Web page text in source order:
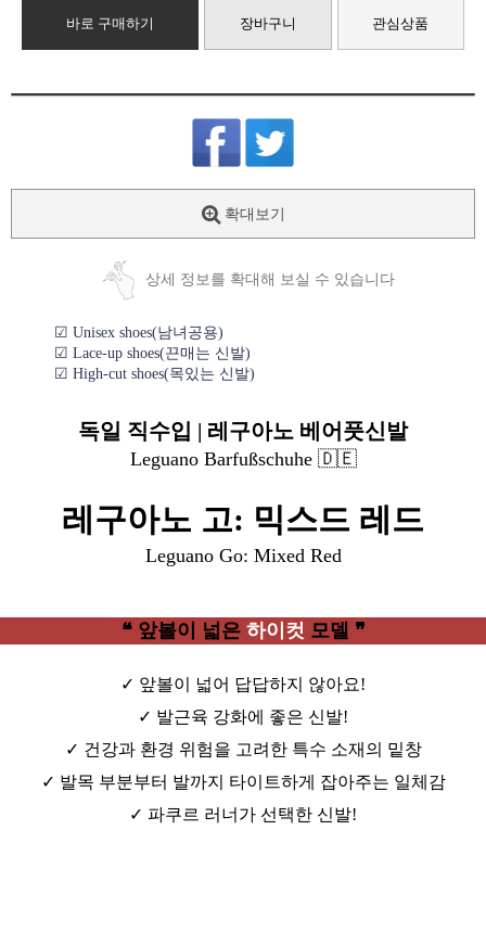
바로 구매하기 장바구니 관심상품
확대보기
상세 정보를 확대해 보실 수 있습니다
☑ Unisex shoes(남녀공용)
☑ Lace-up shoes(끈매는 신발)
☑ High-cut shoes(목있는 신발)
독일 직수입 | 레구아노 베어풋신발
Leguano Barfußschuhe 🇩🇪
레구아노 고: 믹스드 레드
Leguano Go: Mixed Red
❝ 앞볼이 넓은 하이컷 모델 ❞
✓ 앞볼이 넓어 답답하지 않아요!
✓ 발근육 강화에 좋은 신발!
✓ 건강과 환경 위험을 고려한 특수 소재의 밑창
✓ 발목 부분부터 발까지 타이트하게 잡아주는 일체감
✓ 파쿠르 러너가 선택한 신발!